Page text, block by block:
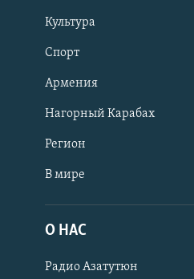
Культура
Спорт
Армения
Нагорный Карабах
Регион
В мире
О НАС
Радио Азатутюн